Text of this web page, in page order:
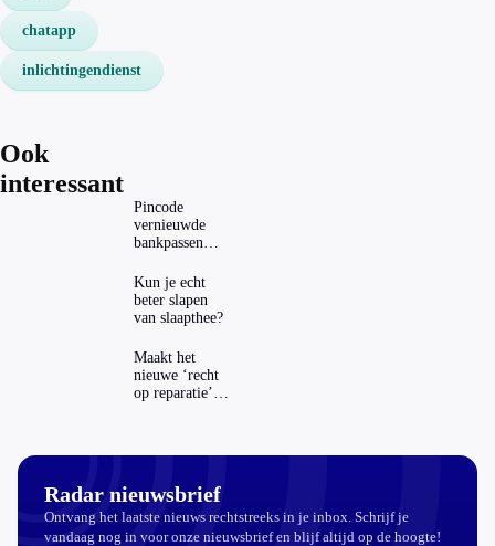
chatapp
inlichtingendienst
Ook
interessant
Pincode
vernieuwde
bankpassen
ING-app: is dat
wel veilig?
Kun je echt
beter slapen
van slaapthee?
Maakt het
nieuwe ‘recht
op reparatie’
Radar nieuwsbrief
Ontvang het laatste nieuws rechtstreeks in je inbox. Schrijf je
vandaag nog in voor onze nieuwsbrief en blijf altijd op de hoogte!